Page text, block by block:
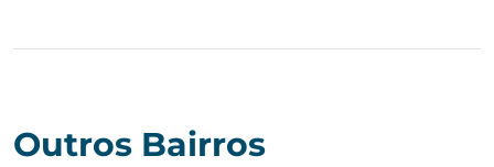
Outros Bairros